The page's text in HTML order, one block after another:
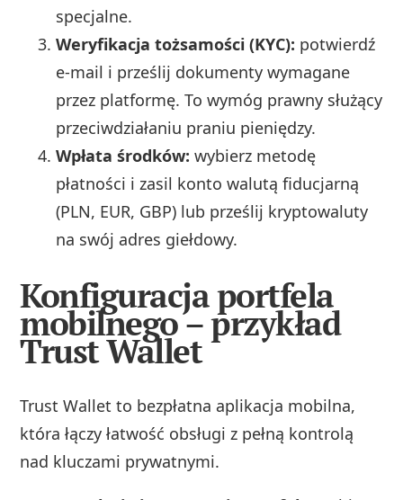
specjalne.
Weryfikacja tożsamości (KYC): potwierdź
e-mail i prześlij dokumenty wymagane
przez platformę. To wymóg prawny służący
przeciwdziałaniu praniu pieniędzy.
Wpłata środków: wybierz metodę
płatności i zasil konto walutą fiducjarną
(PLN, EUR, GBP) lub prześlij kryptowaluty
na swój adres giełdowy.
Konfiguracja portfela
mobilnego – przykład
Trust Wallet
Trust Wallet to bezpłatna aplikacja mobilna,
która łączy łatwość obsługi z pełną kontrolą
nad kluczami prywatnymi.